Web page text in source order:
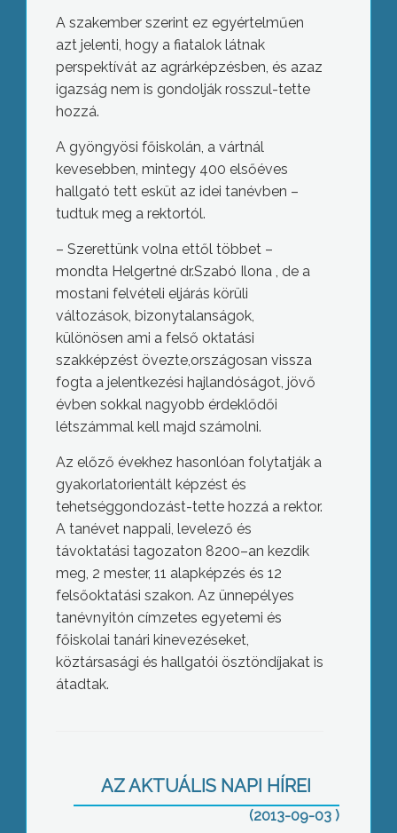
A szakember szerint ez egyértelműen
azt jelenti, hogy a fiatalok látnak
perspektívát az agrárképzésben, és azaz
igazság nem is gondolják rosszul-tette
hozzá.
A gyöngyösi főiskolán, a vártnál
kevesebben, mintegy 400 elsőéves
hallgató tett esküt az idei tanévben –
tudtuk meg a rektortól.
– Szerettünk volna ettől többet –
mondta Helgertné dr.Szabó Ilona , de a
mostani felvételi eljárás körüli
változások, bizonytalanságok,
különösen ami a felső oktatási
szakképzést övezte,országosan vissza
fogta a jelentkezési hajlandóságot, jövő
évben sokkal nagyobb érdeklődői
létszámmal kell majd számolni.
Az előző évekhez hasonlóan folytatják a
gyakorlatorientált képzést és
tehetséggondozást-tette hozzá a rektor.
A tanévet nappali, levelező és
távoktatási tagozaton 8200–an kezdik
meg, 2 mester, 11 alapképzés és 12
felsőoktatási szakon. Az ünnepélyes
tanévnyitón címzetes egyetemi és
főiskolai tanári kinevezéseket,
köztársasági és hallgatói ösztöndíjakat is
átadtak.
AZ AKTUÁLIS NAPI HÍREI
(2013-09-03 )